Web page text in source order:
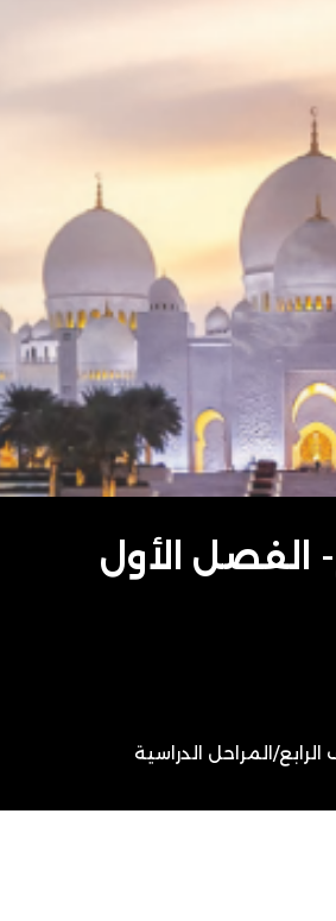
الفصل الأول
/المراحل الدراسية